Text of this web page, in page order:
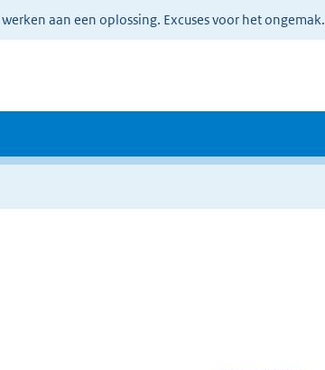
aan een oplossing. Excuses voor het ongemak.